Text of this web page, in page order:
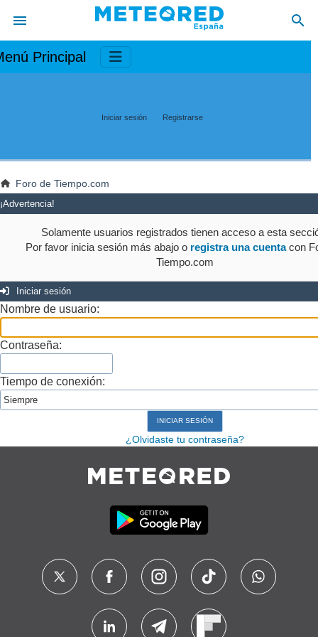
Principal
Iniciar sesión Registrarse
Foro de Tiempo.com
¡Advertencia!
Solamente usuarios registrados tienen acceso a esta
Por favor inicia sesión más abajo o registra una cuentacon
Tiempo.com
Iniciar sesión
Nombre de usuario:
Contraseña:
Tiempo de conexión:
¿Olvidaste tu contraseña?